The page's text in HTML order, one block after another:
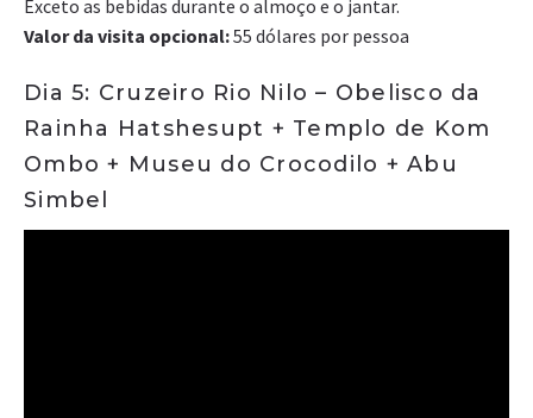
Exceto as bebidas durante o almoço e o jantar.
Valor da visita opcional:55 dólares por pessoa
Dia 5: Cruzeiro Rio Nilo – Obelisco da
Rainha Hatshesupt + Templo de Kom
Ombo + Museu do Crocodilo + Abu
Simbel